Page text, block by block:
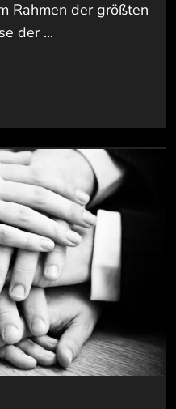
Rahmen der größten
der ...